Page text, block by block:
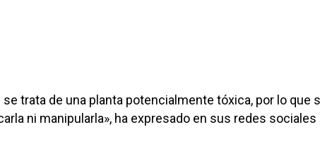
trata de una planta potencialmente tóxica, por lo que
ni manipularla», ha expresado en sus redes sociales